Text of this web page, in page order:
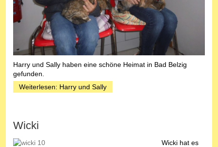
Harry und Sally haben eine schöne Heimat in Bad Belzig
gefunden.
Weiterlesen: Harry und Sally
Wicki
Wicki hat es